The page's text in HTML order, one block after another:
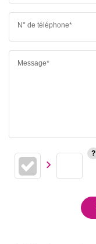
N° de téléphone*
Message*